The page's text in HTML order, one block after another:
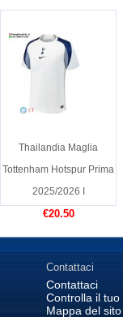
Thailandia Maglia
Tottenham Hotspur Prima
2025/2026 I
€20.50
Contattaci
Contattaci
Controlla il tuo
Mappa del sito